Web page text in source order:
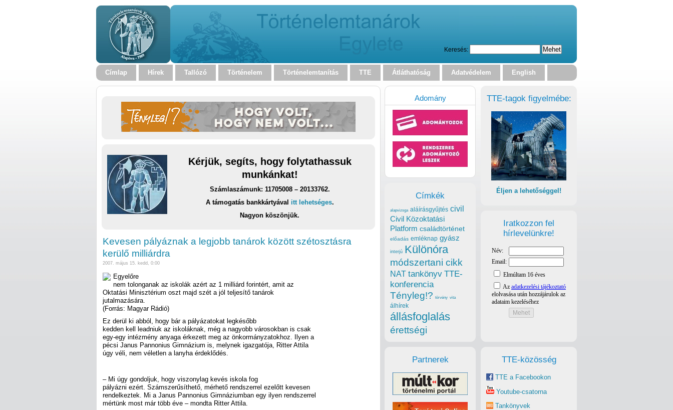
Keresés:
Címlap Hírek Tallózó Történelem Történelemtanítás TTE Átláthatóság Adatvédelem English
Kérjük, segíts, hogy folytathassuk
munkánkat!
Számlaszámunk: 11705008 – 20133762.
A támogatás bankkártyával itt lehetséges.
Nagyon köszönjük.
Kevesen pályáznak a legjobb tanárok között szétosztásra
kerülő milliárdra
2007. május 15. kedd, 0:00
Egyelőre
nem tolonganak az iskolák azért az 1 milliárd forintért, amit az
Oktatási Minisztérium oszt majd szét a jól teljesítő tanárok
jutalmazására.
(Forrás: Magyar Rádió)
Ez derül ki abból, hogy bár a pályázatokat legkésőbb
kedden kell leadniuk az iskoláknak, még a nagyobb városokban is csak
egy-egy intézmény anyaga érkezett meg az önkormányzatokhoz. Ilyen a
pécsi Janus Pannonius Gimnázium is, melynek igazgatója, Ritter Attila
úgy véli, nem véletlen a lanyha érdeklődés.
– Mi úgy gondoljuk, hogy viszonylag kevés iskola fog
pályázni ezért. Számszerűsíthető, mérhető rendszerrel ezelőtt kevesen
rendelkeztek. Mi a Janus Pannonius Gimnáziumban egy ilyen rendszerrel
mértünk most már több éve – mondta Ritter Attila.
TTE-tagok figyelmébe:
Éljen a lehetőséggel!
Iratkozzon fel
hírlevelünkre!
TTE-közösség
TTE a Facebookon
Youtube-csatorna
Tankönyvek
Adomány
Címkék
alapvizsga aláírásgyűjtés civil
Civil Közoktatási
Platform családtörténet
előadás emléknap gyász
interjú Különóra
módszertani cikk
NAT tankönyv TTE-
konferencia
Tényleg!? törvény vita
álhírek
állásfoglalás
érettségi
Partnerek